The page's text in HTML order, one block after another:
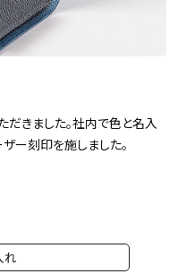
きました。社内で色と名入
ー刻印を施しました。
れ